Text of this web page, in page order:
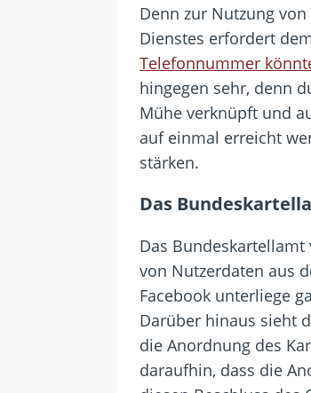
Denn zur Nutzung
Dienstes erfordert
Telefonnummer
hingegen sehr, denn
Mühe verknüpft und
auf einmal erreicht
stärken.
Das
Das
von Nutzerdaten aus
Facebook unterliege
Darüber hinaus sieht
die Anordnung des
daraufhin, dass die